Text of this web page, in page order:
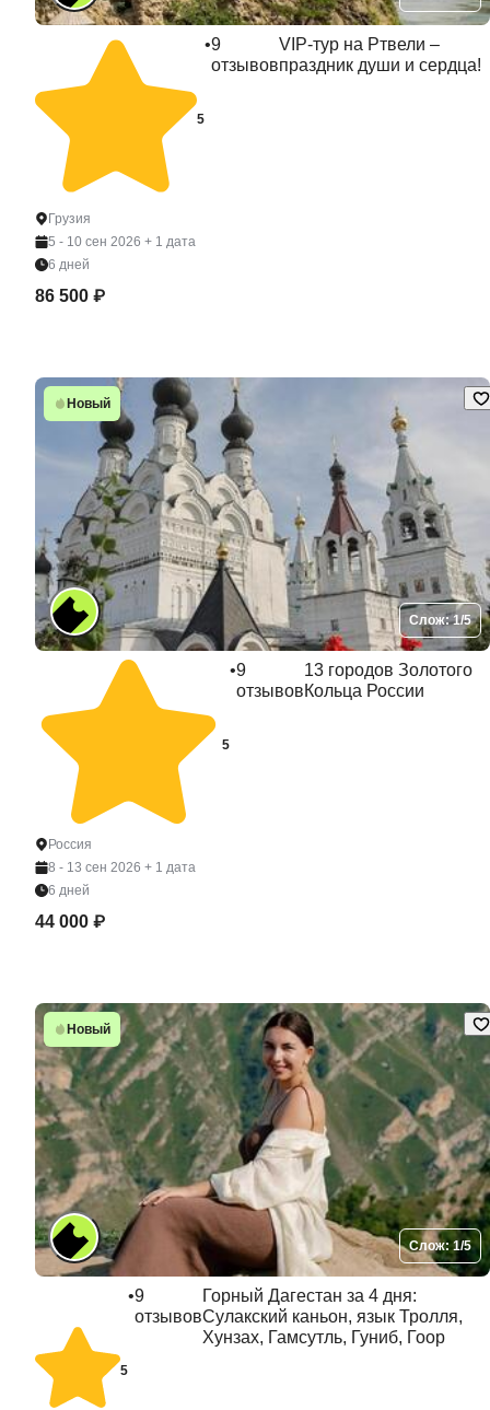
5
•9
отзывов
VIP-тур на Ртвели –
праздник души и сердца!
Грузия
5 - 10 сен 2026 + 1 дата
6 дней
86 500 ₽
Новый
Слож: 1/5
5
•9
отзывов
13 городов Золотого
Кольца России
Россия
8 - 13 сен 2026 + 1 дата
6 дней
44 000 ₽
Новый
Слож: 1/5
5
•9
отзывов
Горный Дагестан за 4 дня:
Сулакский каньон, язык Тролля,
Хунзах, Гамсутль, Гуниб, Гоор